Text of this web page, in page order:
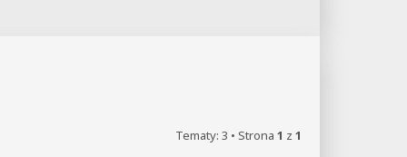
Tematy: 3 • Strona 1 z 1